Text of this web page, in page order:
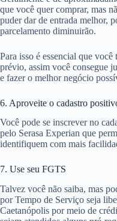
que você quer comprar, mas
puder dar de entrada melhor,
parcelamento diminuirão.
Para isso é essencial que
prévio, assim você consegue
e fazer o melhor negócio
6. Aproveite o cadastro
Você pode se inscrever no
pelo Serasa Experian que
identifiquem com mais
7. Use seu FGTS
Talvez você não saiba, mas
por Tempo de Serviço seja
Caetanópolis por meio de